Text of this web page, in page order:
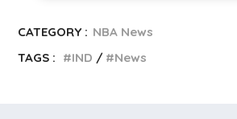
CATEGORY : NBA News
TAGS :
IND News